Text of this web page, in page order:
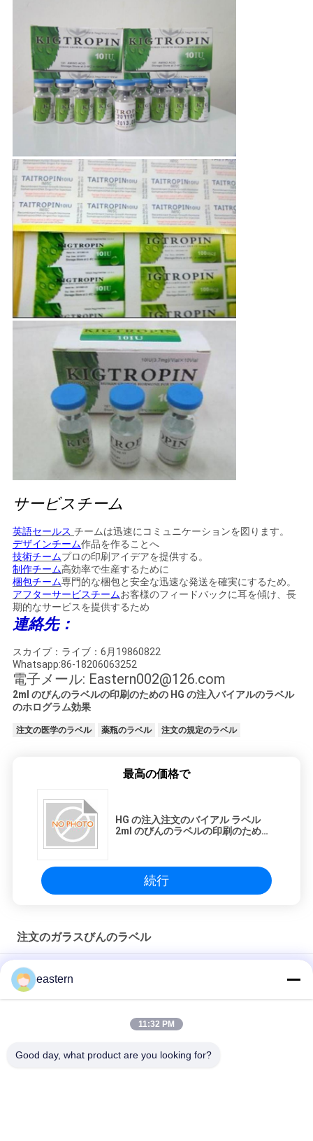
地
図
PRIVACY
POLICY
サービスチーム
英語セールス チームは迅速にコミュニケーションを図ります。
デザインチーム作品を作ることへ
技術チームプロの印刷アイデアを提供する。
制作チーム高効率で生産するために
梱包チーム専門的な梱包と安全な迅速な発送を確実にするため。
アフターサービスチームお客様のフィードバックに耳を傾け、長
期的なサービスを提供するため
連絡先：
スカイプ：ライブ：6月19860822
Whatsapp:86-18206063252
電子メール: Eastern002@126.com
2ml のびんのラベルの印刷のための HG の注入バイアルのラベル
のホログラム効果
注文の医学のラベル 薬瓶のラベル 注文の規定のラベル
最高の価格で
HG の注入注文のバイアル ラベル
2ml のびんのラベルの印刷のための
続行
注文のガラスびんのラベル
Sus 250 10ml ガラスバイアルラベル
10mlボトルのための個別ラベル
HG H 100IU 10 バイアル ラベル ソマトロピン 1 バイアル ラベル
eastern
11:32 PM
Good day, what product are you looking for?